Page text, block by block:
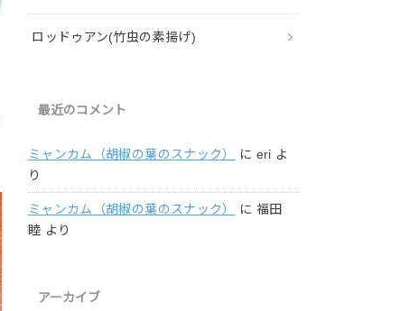
ロッドゥアン(竹虫の素揚げ)
最近のコメント
ミャンカム（胡椒の葉のスナック） に eri よ
り
ミャンカム（胡椒の葉のスナック） に 福田
睦 より
アーカイブ